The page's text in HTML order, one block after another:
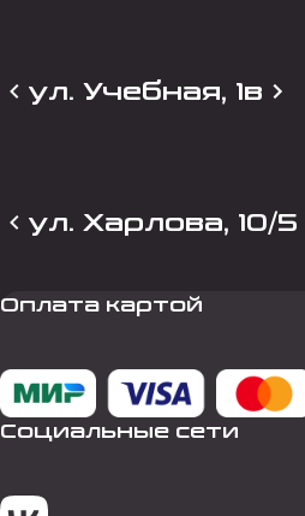
ул. Учебная, 1в
ул. Харлова, 10/5
Оплата картой
Социальные сети